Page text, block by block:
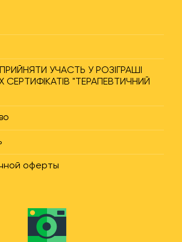
УЧАСТЬ У РОЗІГРАШІ
СЕРТИФІКАТІВ "ТЕРАПЕВТИЧНИЙ
оферты